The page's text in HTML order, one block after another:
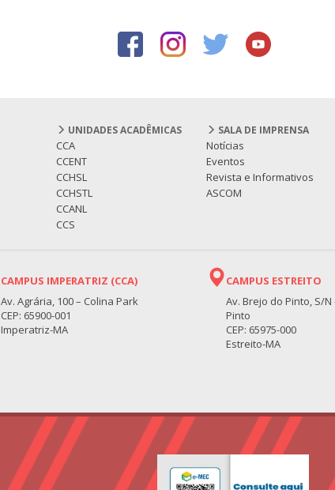
UNIDADES ACADÊMICAS
CCA
CCENT
CCHSL
CCHSTL
CCANL
CCS
SALA DE IMPRENSA
Notícias
Eventos
Revista e Informativos
ASCOM
CAMPUS IMPERATRIZ (CCA)
Av. Agrária, 100 – Colina Park
CEP: 65900-001
Imperatriz-MA
CAMPUS ESTREITO
Av. Brejo do Pinto, S/N
Pinto
CEP: 65975-000
Estreito-MA